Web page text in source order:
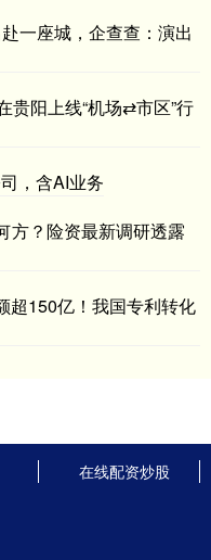
一座城，企查查：演出
贵阳上线“机场⇄市区”行
，含AI业务
方？险资最新调研透露
超150亿！我国专利转化
在线配资炒股